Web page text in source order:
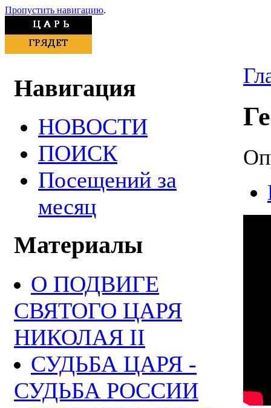
Пропустить навигацию.
Навигация
НОВОСТИ
ПОИСК
Посещений за
месяц
Материалы
О ПОДВИГЕ
СВЯТОГО ЦАРЯ
НИКОЛАЯ II
СУДЬБА ЦАРЯ -
СУДЬБА РОССИИ